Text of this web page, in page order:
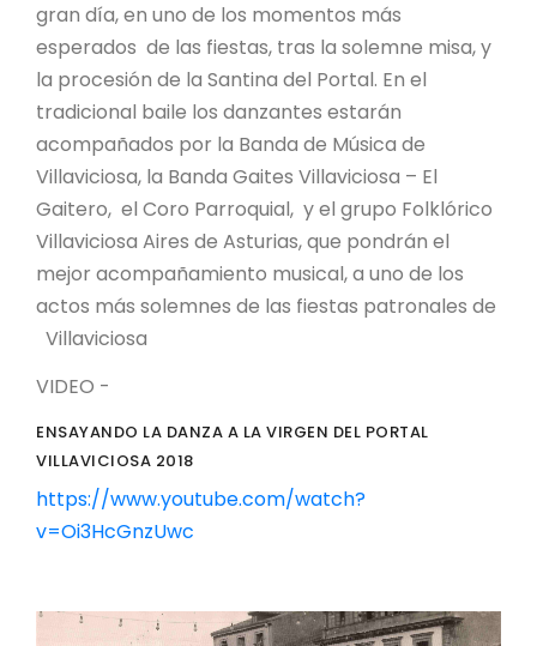
gran día, en uno de los momentos más
esperados de las fiestas, tras la solemne misa, y
la procesión de la Santina del Portal. En el
tradicional baile los danzantes estarán
acompañados por la Banda de Música de
Villaviciosa, la Banda Gaites Villaviciosa – El
Gaitero, el Coro Parroquial, y el grupo Folklórico
Villaviciosa Aires de Asturias, que pondrán el
mejor acompañamiento musical, a uno de los
actos más solemnes de las fiestas patronales de
Villaviciosa
VIDEO -
ENSAYANDO LA DANZA A LA VIRGEN DEL PORTAL
VILLAVICIOSA 2018
https://www.youtube.com/watch?
v=Oi3HcGnzUwc